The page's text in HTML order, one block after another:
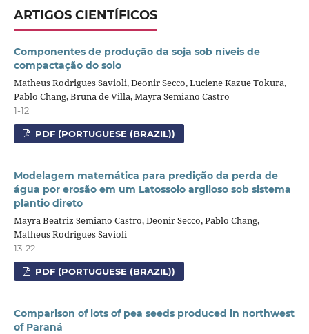
ARTIGOS CIENTÍFICOS
Componentes de produção da soja sob níveis de
compactação do solo
Matheus Rodrigues Savioli, Deonir Secco, Luciene Kazue Tokura,
Pablo Chang, Bruna de Villa, Mayra Semiano Castro
1-12
PDF (PORTUGUESE (BRAZIL))
Modelagem matemática para predição da perda de
água por erosão em um Latossolo argiloso sob sistema
plantio direto
Mayra Beatriz Semiano Castro, Deonir Secco, Pablo Chang,
Matheus Rodrigues Savioli
13-22
PDF (PORTUGUESE (BRAZIL))
Comparison of lots of pea seeds produced in northwest
of Paraná